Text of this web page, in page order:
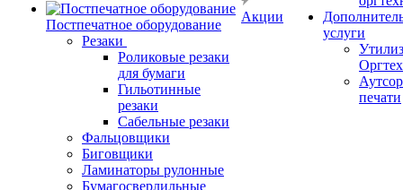
Постпечатное оборудование
Резаки
Роликовые резаки
для бумаги
Гильотинные
резаки
Сабельные резаки
Фальцовщики
Биговщики
Ламинаторы рулонные
Бумагосверлильные
Акции
услуги
печати